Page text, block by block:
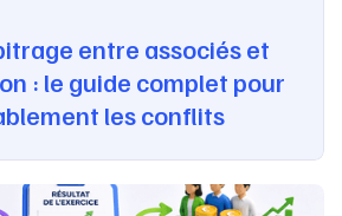
entre associés et
: le guide complet pour
les conflits